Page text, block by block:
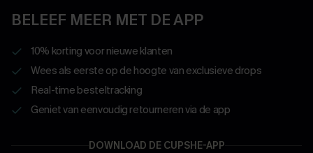
BELEEF MEER MET DE APP
10% korting voor nieuwe klanten
Wees als eerste op de hoogte van exclusieve drops
Real-time besteltracking
Geniet van eenvoudig retourneren via de app
DOWNLOAD DE CUPSHE-APP